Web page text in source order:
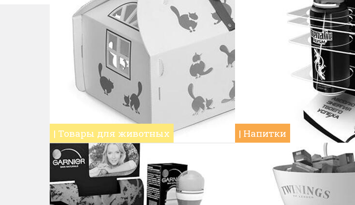
| Товары для животных | Напитки